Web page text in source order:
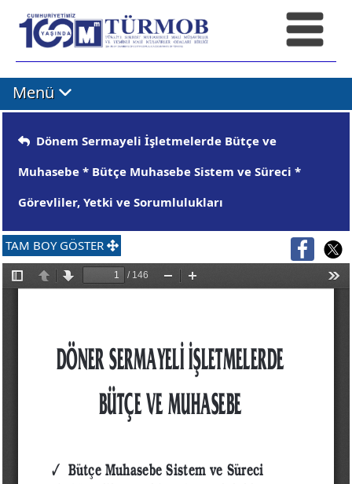
Menü
Dönem Sermayeli İşletmelerde Bütçe ve
Muhasebe * Bütçe Muhasebe Sistem ve Süreci *
Görevliler, Yetki ve Sorumlulukları
TAM BOY GÖSTER